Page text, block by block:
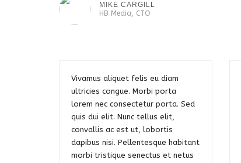
MIKE CARGILL
HB Media, CTO
Vivamus aliquet felis eu diam
ultricies congue. Morbi porta
lorem nec consectetur porta. Sed
quis dui elit. Nunc tellus elit,
convallis ac est ut, lobortis
dapibus nisi. Pellentesque habitant
morbi tristique senectus et netus